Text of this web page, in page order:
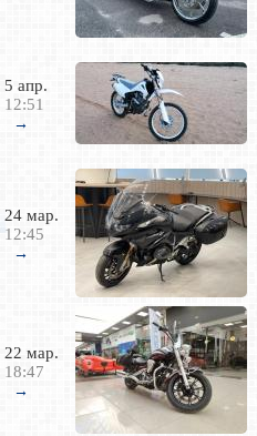
5 апр.
12:51
→
24 мар.
12:45
→
22 мар.
18:47
→